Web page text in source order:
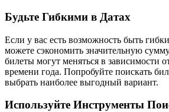
Будьте Гибкими в Датах
Если у вас есть возможность быть
можете сэкономить значительную
билеты могут меняться в зависимости
времени года. Попробуйте поискать
выбрать наиболее выгодный вариант.
Используйте Инструменты